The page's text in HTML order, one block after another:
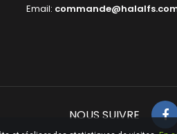
Email:
NOUS SUIVRE